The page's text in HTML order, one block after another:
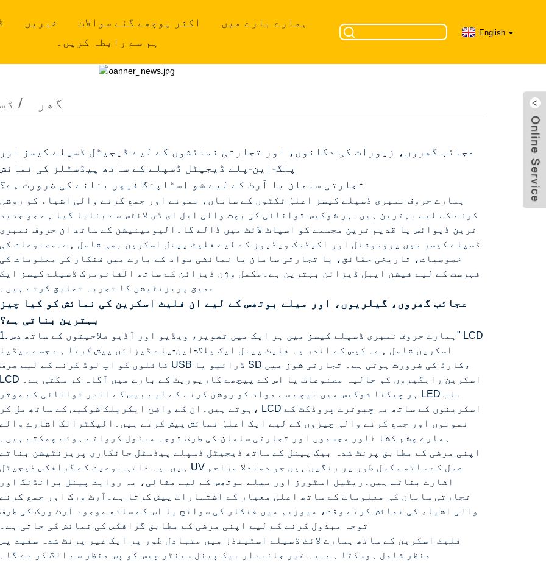
خبریں اکثر پوچھے گئے سوالات
ہمارے بارے میں
ہم سے رابطہ کریں۔
English
ہماری مصنوعات
گھر
عجائب گھروں، زیورات کی دکانوں، اور تجارتی نمائشوں کے لیے ڈیجیٹل ڈسپلے کیسز اور
پلگ-این-پلے ڈیجیٹل ڈسپلے کے ساتھ پیڈسٹلز کی نمائش
تجارتی سامان یا آرٹ کے لیے شو اسٹاپنگ فیچر بنانے کی ضرورت ہے؟
ہمارے حروف نمبری ڈسپلے کیسز اعلیٰ ٹکٹوں کے سامان، نمونے اور جمع کرنے والی اشیاء کو روشن
کرنے کے لیے بہترین ہیں۔ہر شوکیس توانائی کی بچت والی ایل ای ڈی لائٹس سے بنایا گیا ہے جو جدید
ترین ڈیوائس یا قدیم ترین مجسمے کو اسپاٹ لائٹ میں ڈالے گا۔الیومینیشن کے ساتھ ان حروف نمبری
ڈسپلے کیسز میں پروموشنل اور اکیڈمک ویڈیوز کے لیے فلیٹ پینل اسکرین بھی شامل ہے۔مصنوعات کی
خصوصیات، تاریخی حقائق، یا تجارتی سامان یا نمائشی مواد کے بارے میں فنکار کی معلومات کی
فہرست کے لیے فیشن ایبل ڈیزائن بہترین ہے۔مکمل وژن ڈیزائن کے ساتھ الفانومرک ڈسپلے کیسز ایک
عمیق پریزنٹیشن کا تجربہ تخلیق کرتے ہیں۔
عجائب گھروں، گیلریوں، اور میلے بوتھس کے لیے ان فلیٹ اسکرین کی نمائش کو کیا چیز
بہترین بناتی ہے؟
ہمارے حروف نمبری ڈسپلے کیسز میں ہر ایک میں تصویر، ویڈیو اور آڈیو صلاحیتوں کے ساتھ دس .1" LCD
اسکرین شامل ہے۔ کیس کے اندر یہ فلیٹ پینل ایک پلگ-این-پلے ڈیزائن پیش کرتا ہے جسے میڈیا
فائلوں کو اپ لوڈ کرنے کے لیے صرف USB ڈرائیو یا SD کارڈ کی ضرورت ہوتی ہے۔ تجارتی شوز میں،
LCD اسکرین راہگیروں کو حالیہ مصنوعات یا اس کے پیچھے کارپوریٹ کے بارے میں آگاہ کر سکتی ہے۔
ہر چیکنا شوکیس میں نیچے سے مواد کو روشن کرنے کے لیے بیس کے اندر توانائی کے موثر LED بلب
ہوتے ہیں۔ان کے واضح ایکریلک شوکیس کے ساتھ مل کر، LCD اسکرینوں کے ساتھ یہ چبوترے پروڈکٹ کے
نمونوں اور جمع کرنے والی چیزوں کے لیے ایک اعلیٰ نمائش پیش کرتے ہیں۔الیکٹرانک اشارے والے
ہمارے چشم کشا ٹاور مجسموں اور تجارتی سامان کی طرف توجہ مبذول کرواتے ہوئے چمکتے ہیں۔
اپنی مرضی کے مطابق پرنٹ شدہ بیک پینل کے ساتھ ڈیجیٹل ڈسپلے پیڈسٹل جانکاری پریزنٹیشن بناتے
ہیں۔یہ ذاتی نوعیت کے گرافکس ڈیجیٹل UV عمل کے ساتھ مکمل طور پر رنگین ہیں جو دھندلا مزاحم
اشارے بناتے ہیں۔ریٹیل اسٹورز اور میلے بوتھس کے لیے مثالی، یہ روایت پینل برانڈنگ اور
تجارتی سامان کی معلومات کے ساتھ اعلیٰ معیار کے اشتہارات پیش کرتا ہے۔آرٹ ورک اور جمع کرنے
والی اشیاء کی نمائش کرتے وقت، میوزیم میں فنکار کی سوانح یا اس کے ساتھ موجود آرٹ ورک کی طرف
توجہ مبذول کرنے کے لیے اپنی مرضی کے مطابق گرافکس کی نمائش کی جاتی ہے۔
فلیٹ اسکرین کے ساتھ ہمارے لائٹ ڈسپلے اسٹینڈز میں متبادل طور پر ایک غیر پرنٹ شدہ سفید پس
منظر شامل ہوسکتا ہے۔یہ غیر جانبدار بیک پینل سینٹر پیس کو پس منظر سے الگ کر دے گا۔